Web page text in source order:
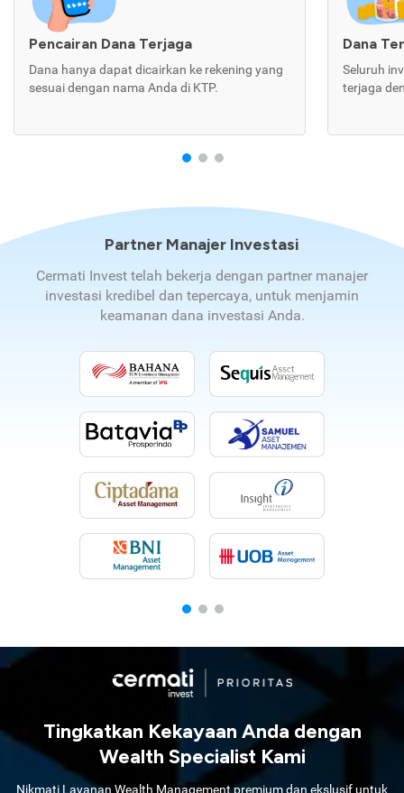
Pencairan Dana Terjaga
Dana hanya dapat dicairkan ke rekening yang
sesuai dengan nama Anda di KTP.
Dana
Seluruh
terjaga
Partner Manajer Investasi
Cermati Invest telah bekerja dengan partner manajer
investasi kredibel dan tepercaya, untuk menjamin
keamanan dana investasi Anda.
Tingkatkan Kekayaan Anda dengan
Wealth Specialist Kami
Nikmati Layanan Wealth Management premium dan ekslusif untuk